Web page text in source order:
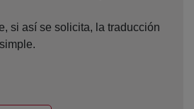
si así se solicita, la traducción